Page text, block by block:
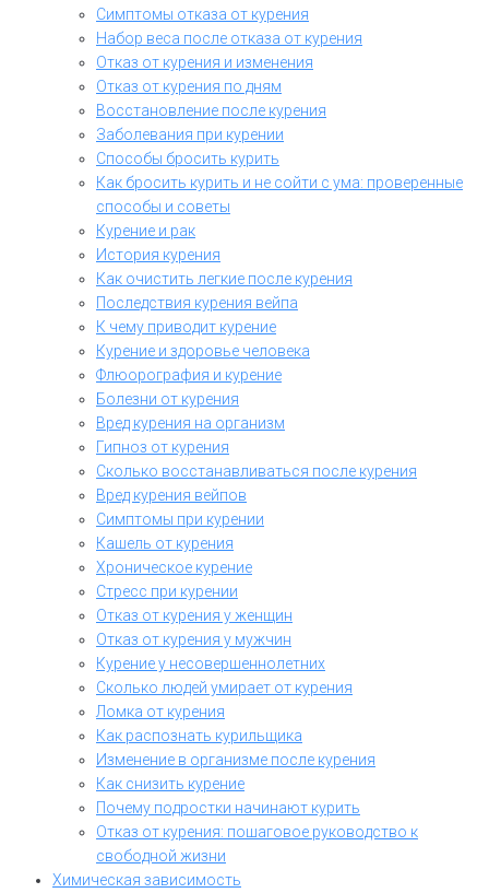
Симптомы отказа от курения
Набор веса после отказа от курения
Отказ от курения и изменения
Отказ от курения по дням
Восстановление после курения
Заболевания при курении
Способы бросить курить
Как бросить курить и не сойти с ума: проверенные
способы и советы
Курение и рак
История курения
Как очистить легкие после курения
Последствия курения вейпа
К чему приводит курение
Курение и здоровье человека
Флюорография и курение
Болезни от курения
Вред курения на организм
Гипноз от курения
Сколько восстанавливаться после курения
Вред курения вейпов
Симптомы при курении
Кашель от курения
Хроническое курение
Стресс при курении
Отказ от курения у женщин
Отказ от курения у мужчин
Курение у несовершеннолетних
Сколько людей умирает от курения
Ломка от курения
Как распознать курильщика
Изменение в организме после курения
Как снизить курение
Почему подростки начинают курить
Отказ от курения: пошаговое руководство к
свободной жизни
Химическая зависимость